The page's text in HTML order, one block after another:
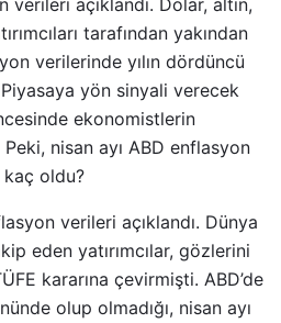
tarafından yakından
verilerinde yılın dördüncü
yön sinyali verecek
ekonomistlerin
nisan ayı ABD enflasyon
oldu?
verileri açıklandı. Dünya
eden yatırımcılar, gözlerini
kararına çevirmişti. ABD’de
olup olmadığı, nisan ayı